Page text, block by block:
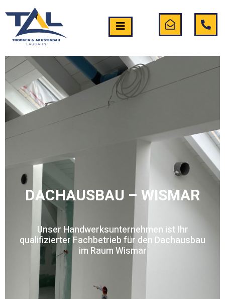
DACHAUSBAU – WISMAR
Unser Handwerksunternehmen ist Ihr
qualifizierter Fachbetrieb für den Dachausbau
im Raum Wismar